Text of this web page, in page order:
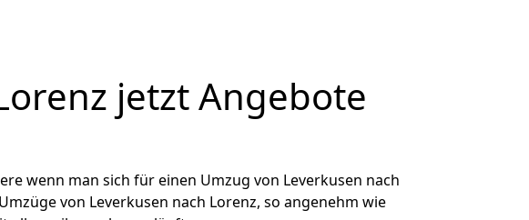
jetzt Angebote
wenn man sich für einen Umzug von Leverkusen nach
von Leverkusen nach Lorenz, so angenehm wie